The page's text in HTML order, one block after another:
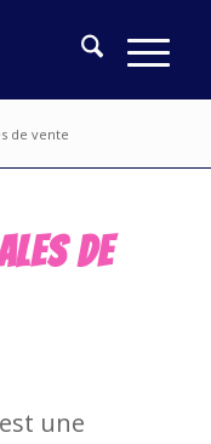
de vente
DE
une